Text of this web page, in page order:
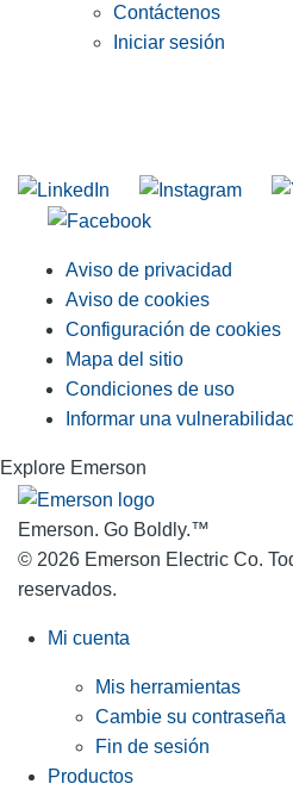
Contáctenos
Iniciar sesión
Aviso de privacidad
Aviso de cookies
Configuración de cookies
Mapa del sitio
Condiciones de uso
Informar una vulnerabilidad
Explore Emerson
Emerson. Go Boldly.™
© 2026 Emerson Electric Co.
reservados.
Mi cuenta
Mis herramientas
Cambie su contraseña
Fin de sesión
Productos